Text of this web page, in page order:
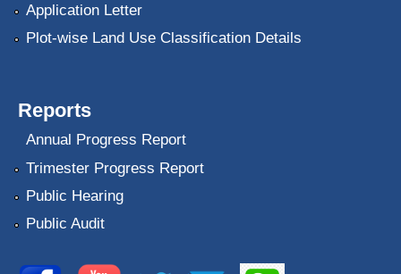
Application Letter
Plot-wise Land Use Classification Details
Reports
Annual Progress Report
Trimester Progress Report
Public Hearing
Public Audit